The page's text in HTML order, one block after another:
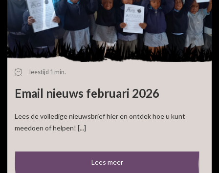
leestijd 1 min.
Email nieuws februari 2026
Lees de volledige nieuwsbrief hier en ontdek hoe u kunt
meedoen of helpen! [...]
Lees meer